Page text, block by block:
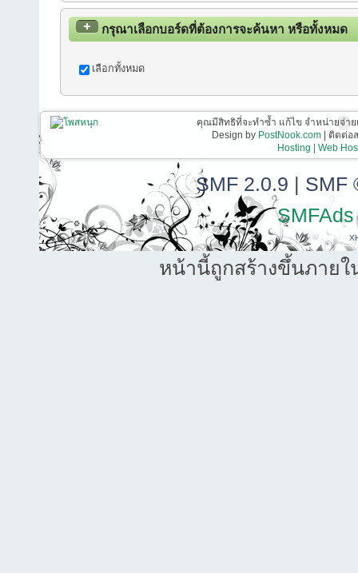
กรุณาเลือกบอร์ดที่ต้องการจะค้นหา หรือทั้งหมด
เลือกทั้งหมด
คุณมีสิทธิที่จะทำซ้ำ แก้ไข จำหน่ายจ่า
Design by PostNook.com| ติดต่อส
Hosting | Web
SMF 2.0.9 | SMF
SMFAds
หน้านี้ถูกสร้างขึ้นภายใ